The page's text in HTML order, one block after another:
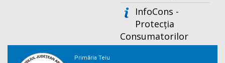
InfoCons -
Protecția
Consumatorilor
Primăria Teiu